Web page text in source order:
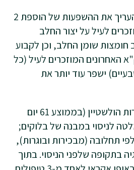
: היו להעריך את ההשפעות של הוספת 2
לעיל על יצור החלב
חומצות שומן החלב, וכן לקבוע
של 2 המק"א האחרונים המוזכרים לעיל (כל
טבעיים) ישפר עוד יותר את
: 117 פרות הולשטיין (בממוצע 61 יום
לניסוי במבנה של בלוקים;
תחלובה (מבכירות ובוגרות),
בתקופה שלפני הניסוי. בתוך